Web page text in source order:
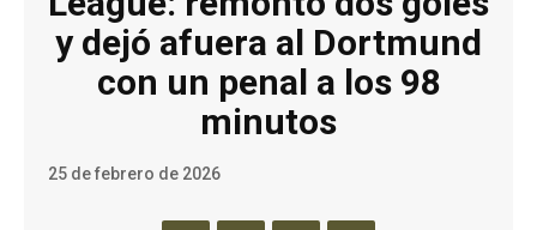
y dejó afuera al Dortmund
con un penal a los 98
minutos
25 de febrero de 2026